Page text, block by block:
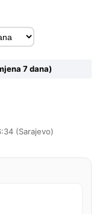
7 dana)
(Sarajevo)